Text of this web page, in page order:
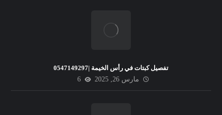
تفصيل كبتات في رأس الخيمة |0547149297
مارس 26, 2025
6